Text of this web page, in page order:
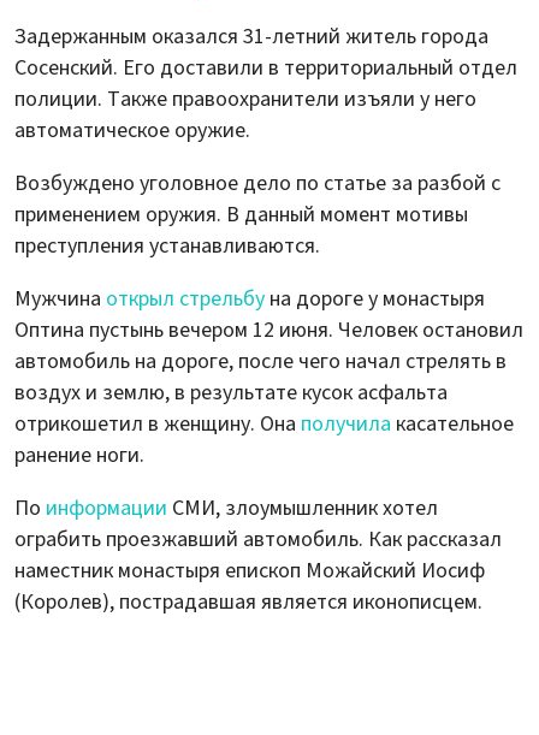
Задержанным оказался 31-летний житель города
Сосенский. Его доставили в территориальный отдел
полиции. Также правоохранители изъяли у него
автоматическое оружие.
Возбуждено уголовное дело по статье за разбой с
применением оружия. В данный момент мотивы
преступления устанавливаются.
Мужчина открыл стрельбу на дороге у монастыря
Оптина пустынь вечером 12 июня. Человек остановил
автомобиль на дороге, после чего начал стрелять в
воздух и землю, в результате кусок асфальта
отрикошетил в женщину. Она получила касательное
ранение ноги.
По информации СМИ, злоумышленник хотел
ограбить проезжавший автомобиль. Как рассказал
наместник монастыря епископ Можайский Иосиф
(Королев), пострадавшая является иконописцем.